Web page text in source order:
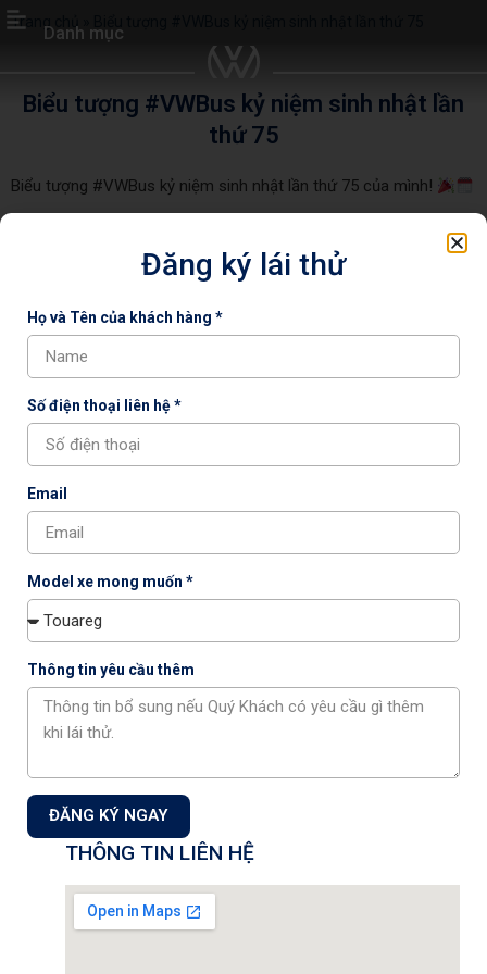
Danh mục
Trang chủ
Biểu tượng #VWBus kỷ niệm sinh nhật lần
thứ 75
Biểu tượng #VWBus kỷ niệm sinh nhật lần thứ 75 của mình!
bắt đầu: Chiếc xe buýt VW đầu tiên lăn bánh khỏi dây chuyền sản
xuất và chiếm được trái tim của hàng triệu người trên toàn thế
giới. Chiếc xe mang tính biểu tượng này không chỉ định hình nên
lịch sử ô tô mà còn tạo nên vô số kỷ niệm và cuộc phiêu lưu.
Chia sẻ :
Công ty Cổ phần Auto Capital
Showroom & Xưởng dịch vụ:
Lô 1, Phạm Văn Đồng, Phường Xuân Đỉnh, TP Hà Nội,
Việt Nam.
Showroom 1S: 18 Phạm Hùng, P. Từ Liêm,Tp. Hà Nội
Hotline Kinh doanh:
0901 46 1122
Mail: info@volkswagencapital.vn
MST: 0110404220
ĐĂNG KÝ NHẬN THÔNG TIN
Đăng ký nhận thông tin chương trình khuyến mãi, dịch vụ từ
Auto Capital
Đăng ký lái thử
Họ và Tên của khách hàng *
Số điện thoại liên hệ *
Email
Model xe mong muốn *
Thông tin yêu cầu thêm
ĐĂNG KÝ NGAY
THÔNG TIN LIÊN HỆ